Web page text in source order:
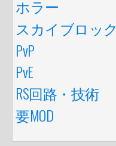
ホラー
スカイブロック
PvP
PvE
RS回路・技術
要MOD